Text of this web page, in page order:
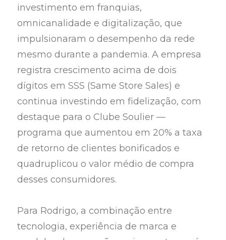
investimento em franquias,
omnicanalidade e digitalização, que
impulsionaram o desempenho da rede
mesmo durante a pandemia. A empresa
registra crescimento acima de dois
dígitos em SSS (Same Store Sales) e
continua investindo em fidelização, com
destaque para o Clube Soulier —
programa que aumentou em 20% a taxa
de retorno de clientes bonificados e
quadruplicou o valor médio de compra
desses consumidores.
Para Rodrigo, a combinação entre
tecnologia, experiência de marca e